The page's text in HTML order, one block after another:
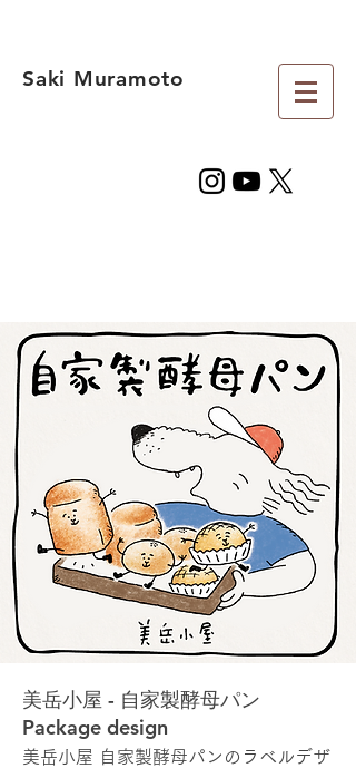
Saki Muramoto
美岳小屋 - 自家製酵母パン
Package design
美岳小屋 自家製酵母パンのラベルデザ